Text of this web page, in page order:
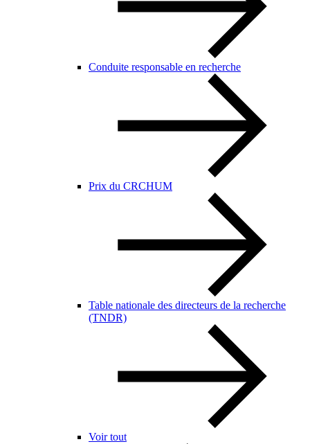
Conduite responsable en recherche
Prix du CRCHUM
Table nationale des directeurs de la recherche
(TNDR)
Voir tout